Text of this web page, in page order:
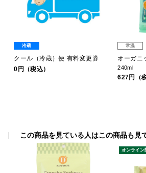
冷蔵
クール（冷蔵）便 有料変更券
0円（税込）
常温
オーガニ
240ml
627円（
この商品を見ている人はこの商品も見
オンライン